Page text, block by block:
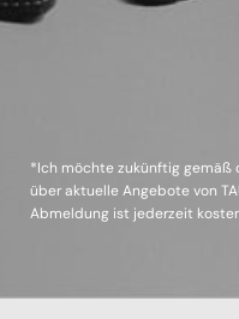
*Ich möchte zukünftig gemäß
über aktuelle Angebote von
Abmeldung ist jederzeit